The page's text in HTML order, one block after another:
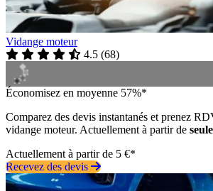
Vidange moteur
4.5 (68)
Économisez en moyenne 57%*
Comparez des devis instantanés et prenez
vidange moteur. Actuellement à partir de
Actuellement à partir de 5 €*
Recevez des devis